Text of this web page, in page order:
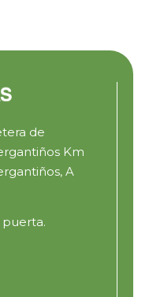
de
Km
A
puerta.